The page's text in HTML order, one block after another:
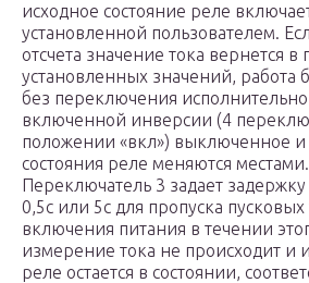
исходное состояние реле
установленной пользователем.
отсчета значение тока вернется в
установленных значений, работа
без переключения
включенной инверсии (4
положении «вкл») выключенное
состояния реле меняются местами.
Переключатель 3 задает
0,5с или 5с для пропуска
включения питания в течении
измерение тока не происходит и
реле остается в состоянии,